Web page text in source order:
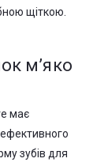
щіткою.
м’яко
має
зубів для